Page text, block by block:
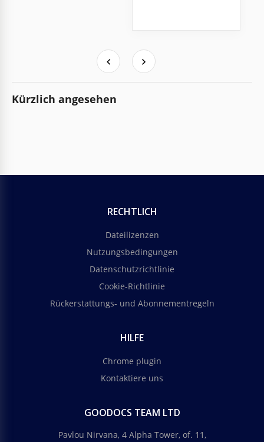
Kürzlich angesehen
RECHTLICH
Dateilizenzen
Nutzungsbedingungen
Datenschutzrichtlinie
Cookie-Richtlinie
Rückerstattungs- und Abonnementregeln
HILFE
Chrome plugin
Kontaktiere uns
GOODOCS TEAM LTD
Pavlou Nirvana, 4 Alpha Tower, of. 11,